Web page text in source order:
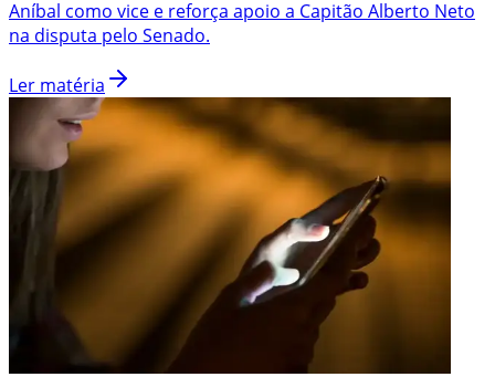
Aníbal como vice e reforça apoio a Capitão Alberto Neto
na disputa pelo Senado.
Ler matéria